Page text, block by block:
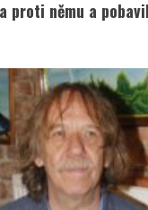
proti němu a